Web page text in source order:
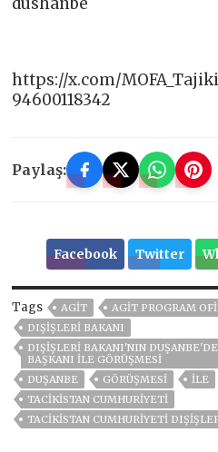
https://x.com/
94600118342
Paylaş:
Facebook Twitter
Tags AGIT
AGİT PROGRAM
DIŞIŞLERI BAKANI
DIŞIŞLERI BAKANI'NIN
BAŞKANI ILE GÖRÜŞMESI
DUŞANBE
GÖRÜŞMESI ILE
TACIKISTAN CUMHURIYETI
TACIKISTAN CUMHURIYETI